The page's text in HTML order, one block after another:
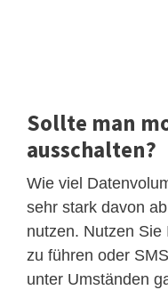
Sollte man
ausschalten?
Wie viel
sehr stark davon
nutzen. Nutzen Sie
zu führen oder
unter Umständen